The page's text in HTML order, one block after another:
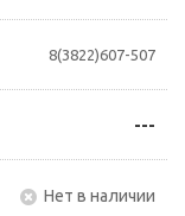
8(3822)607-507
---
Нет в наличии